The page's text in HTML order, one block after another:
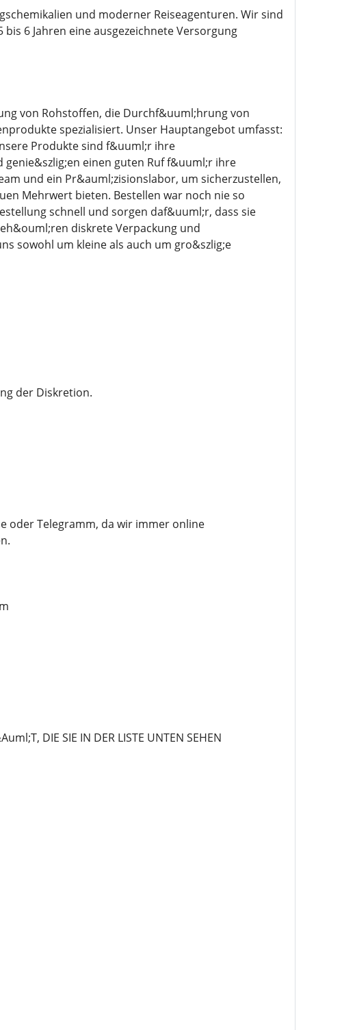
und moderner Reiseagenturen. Wir sind
6 Jahren eine ausgezeichnete Versorgung
von Rohstoffen, die Durchf&uuml;hrung von
spezialisiert. Unser Hauptangebot umfasst:
Unsere Produkte sind f&uuml;r ihre
einen guten Ruf f&uuml;r ihre
und ein Pr&auml;zisionslabor, um sicherzustellen,
Mehrwert bieten. Bestellen war noch nie so
schnell und sorgen daf&uuml;r, dass sie
diskrete Verpackung und
sowohl um kleine als auch um gro&szlig;e
der Diskretion.
oder Telegramm, da wir immer online
DIE SIE IN DER LISTE UNTEN SEHEN